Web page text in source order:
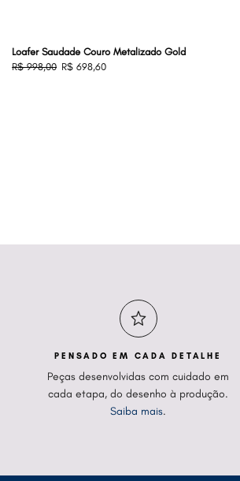
Loafer Saudade Couro Metalizado Gold
R$ 998,00 R$ 698,60
PENSADO EM CADA DETALHE
Peças desenvolvidas com cuidado em
cada etapa, do desenho à produção.
Saiba mais.